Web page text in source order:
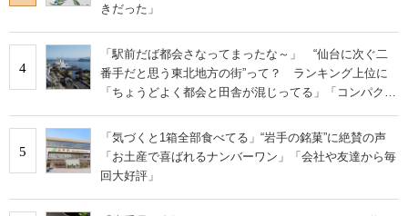
きだった」
4
「駅前だば都会さなってまったな～」 “仙台に次ぐ二
番手だと思う東北地方の街”って？ ランキング上位に
「ちょうどよく都会と田舎が混じってる」「コンパクト
5
「気づくと1箱全部食べてる」“岩手の銘菓”に絶賛の声
「お土産で喜ばれるナンバーワン」「会社や友達から毎
回大好評」